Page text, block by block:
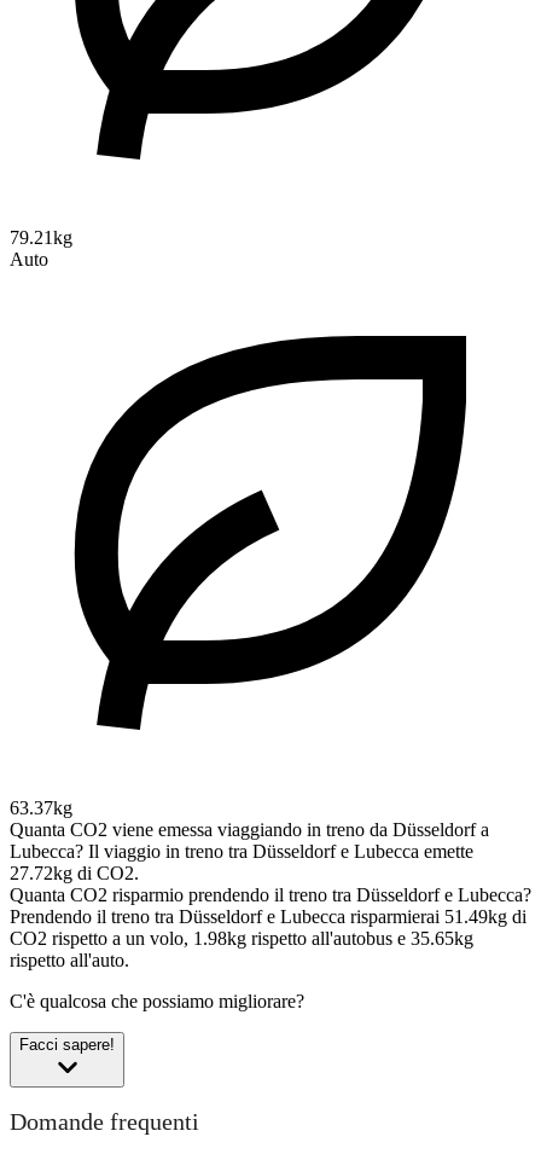
79.21kg
Auto
63.37kg
Quanta CO2 viene emessa viaggiando in treno da Düsseldorf a
Lubecca? Il viaggio in treno tra Düsseldorf e Lubecca emette
27.72kg di CO2.
Quanta CO2 risparmio prendendo il treno tra Düsseldorf e Lubecca?
Prendendo il treno tra Düsseldorf e Lubecca risparmierai 51.49kg di
CO2 rispetto a un volo, 1.98kg rispetto all'autobus e 35.65kg
rispetto all'auto.
C'è qualcosa che possiamo migliorare?
Facci sapere!
Domande frequenti